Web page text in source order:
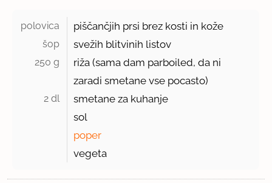
polovica piščančjih prsi brez kosti in kože
šop svežih blitvinih listov
250 g
riža (sama dam parboiled, da ni
zaradi smetane vse pocasto)
2 dl
smetane za kuhanje
sol
poper
vegeta